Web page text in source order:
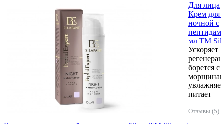
Для лица
Крем для
ночной с
мл ТМ
Ускоряет
борется с
питает
Отзывы (5)